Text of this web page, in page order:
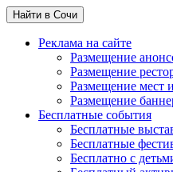
Найти в Сочи
Реклама на сайте
Размещение
Размещение
Размещение мест
Размещение
Бесплатные события
Бесплатные
Бесплатные
Бесплатно с